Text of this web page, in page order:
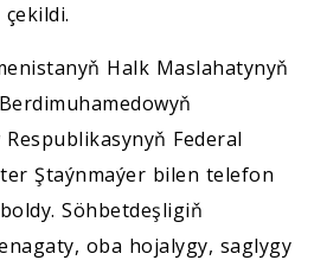
Halk Maslahatynyň
Federal
Ştaýnmaýer bilen telefon
Söhbetdeşligiň
oba hojalygy, saglygy